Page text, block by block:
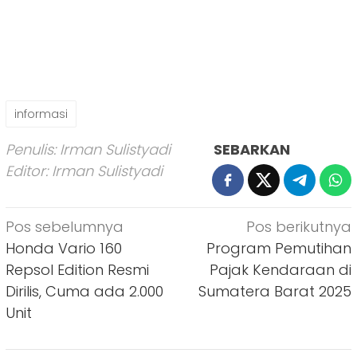
informasi
Penulis: Irman Sulistyadi
Editor: Irman Sulistyadi
SEBARKAN
Navigasi
pos
Pos sebelumnya
Honda Vario 160
Repsol Edition Resmi
Dirilis, Cuma ada 2.000
Unit
Pos berikutnya
Program Pemutihan
Pajak Kendaraan di
Sumatera Barat 2025